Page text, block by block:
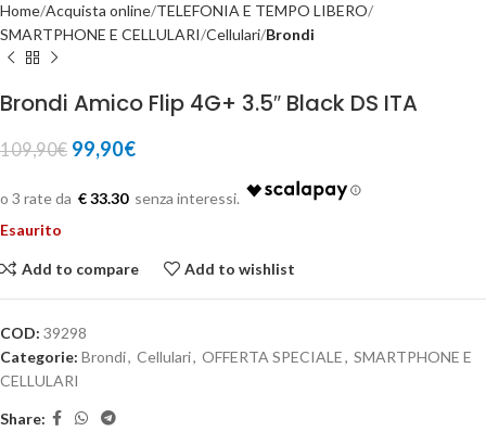
Home Acquista online TELEFONIA E TEMPO LIBERO
SMARTPHONE E CELLULARI Cellulari Brondi
Brondi Amico Flip 4G+ 3.5″ Black DS ITA
109,90€ 99,90€
€ 33.30
Esaurito
Add to compare Add to wishlist
COD: 39298
Categorie: Brondi, Cellulari, OFFERTA SPECIALE, SMARTPHONE E
CELLULARI
Share: